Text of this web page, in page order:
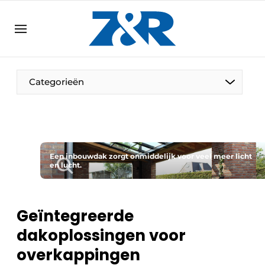
DE EN
NL
Categorieën
Een inbouwdak zorgt onmiddelijk voor veel meer licht
en lucht.
Geïntegreerde
dakoplossingen voor
overkappingen